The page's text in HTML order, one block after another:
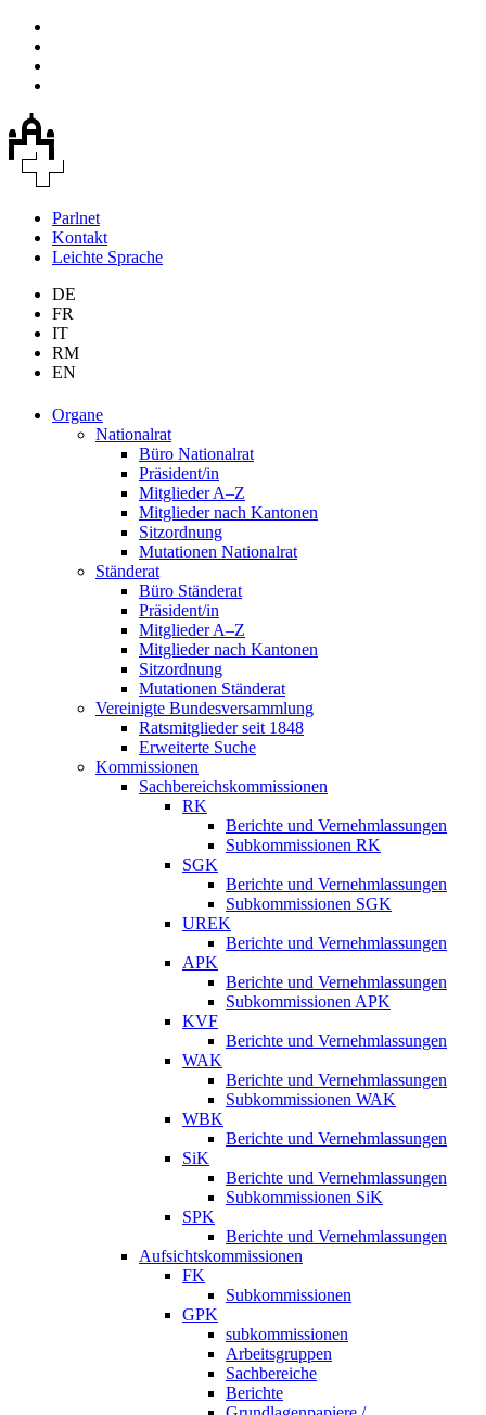
Parlnet
Kontakt
Leichte Sprache
DE
FR
IT
RM
EN
Organe
Nationalrat
Büro Nationalrat
Präsident/in
Mitglieder A–Z
Mitglieder nach Kantonen
Sitzordnung
Mutationen Nationalrat
Ständerat
Büro Ständerat
Präsident/in
Mitglieder A–Z
Mitglieder nach Kantonen
Sitzordnung
Mutationen Ständerat
Vereinigte Bundesversammlung
Ratsmitglieder seit 1848
Erweiterte Suche
Kommissionen
Sachbereichskommissionen
RK
Berichte und Vernehmlassungen
Subkommissionen RK
SGK
Berichte und Vernehmlassungen
Subkommissionen SGK
UREK
Berichte und Vernehmlassungen
APK
Berichte und Vernehmlassungen
Subkommissionen APK
KVF
Berichte und Vernehmlassungen
WAK
Berichte und Vernehmlassungen
Subkommissionen WAK
WBK
Berichte und Vernehmlassungen
SiK
Berichte und Vernehmlassungen
Subkommissionen SiK
SPK
Berichte und Vernehmlassungen
Aufsichtskommissionen
FK
Subkommissionen
GPK
subkommissionen
Arbeitsgruppen
Sachbereiche
Berichte